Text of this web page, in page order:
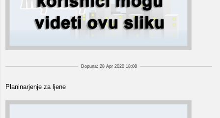
Dopuna: 28 Apr 2020 18:08
Planinarjenje za ljene